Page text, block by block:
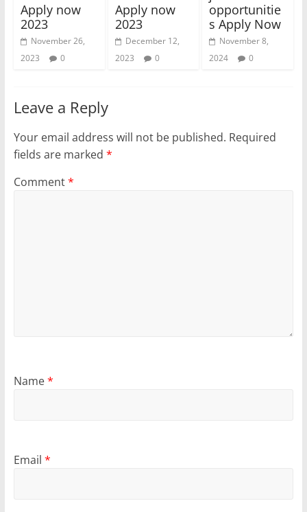
Apply now
2023
November 26,
2023
0
Apply now
2023
December 12,
2023
0
opportunitie
s Apply Now
November 8,
2024
0
Leave a Reply
Your email address will not be published. Required
fields are marked *
Comment*
Name*
Email *